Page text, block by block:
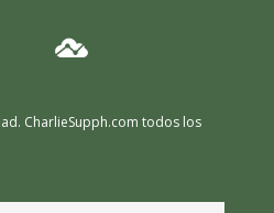
CharlieSupph.com todos los